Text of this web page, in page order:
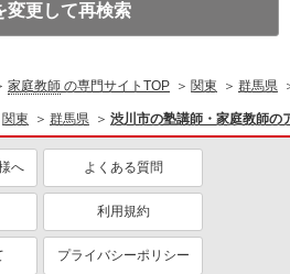
変更して再検索
家庭教師 の専門サイトTOP 関東 群馬県
関東 群馬県 渋川市の塾講師・家庭教師の
へ よくある質問
利用規約
プライバシーポリシー